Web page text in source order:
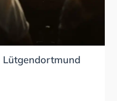
Lütgendortmund